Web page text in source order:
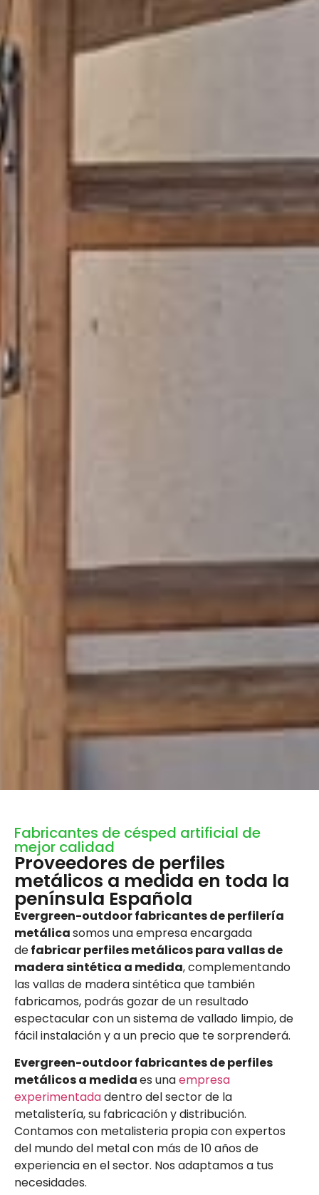
Fabricantes de césped artificial de
mejor calidad
Proveedores de perfiles
metálicos a medida en toda la
península Española
Evergreen-outdoor fabricantes de perfilería
metálicasomos una empresa encargada
defabricar perfiles metálicos para vallas de
madera sintética a medida, complementando
las vallas de madera sintética que también
fabricamos, podrás gozar de un resultado
espectacular con un sistema de vallado limpio, de
fácil instalación y a un precio que te sorprenderá.
Evergreen-outdoor fabricantes de perfiles
metálicos a medidaes unaempresa
experimentadadentro del sector de la
metalistería, su fabricación y distribución.
Contamos con metalisteria propia con expertos
del mundo del metal con más de 10 años de
experiencia en el sector. Nos adaptamos a tus
necesidades.